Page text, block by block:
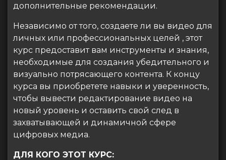
дополнительные рекомендации.
Независимо от того, создаете ли вы видео для
личных или профессиональных целей , этот
курс предоставит вам инструменты и знания,
необходимые для создания убедительного и
визуально потрясающего контента. К концу
курса вы приобретете навыки и уверенность,
чтобы вывести редактирование видео на
новый уровень и оставить свой след в
захватывающей и динамичной сфере
цифровых медиа.
ДЛЯ КОГО ЭТОТ КУРС: